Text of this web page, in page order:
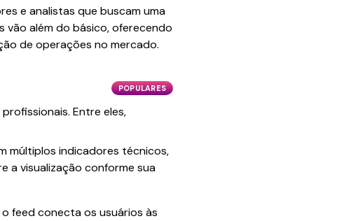
e analistas que buscam uma
vão além do básico, oferecendo
de operações no mercado.
POPULARES
Entre eles,
múltiplos indicadores técnicos,
a visualização conforme sua
feed conecta os usuários às